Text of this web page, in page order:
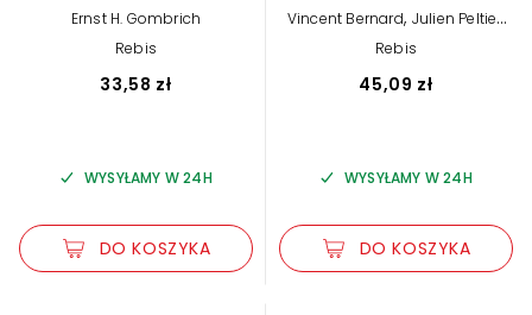
Ernst H. Gombrich
Rebis
33,58 zł
WYSYŁAMY W 24H
DO KOSZYKA
Vincent Bernard, Julien Peltier,
Laurent Touchard
Rebis
45,09 zł
WYSYŁAMY W 24H
DO KOSZYKA